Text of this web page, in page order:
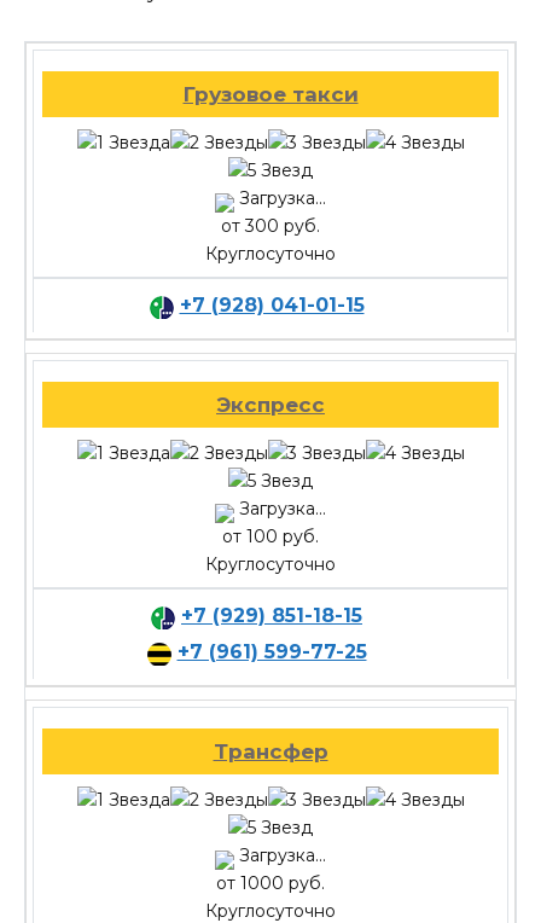
Грузовое такси
Загрузка...
от 300 руб.
Круглосуточно
+7 (928) 041-01-15
Экспресс
Загрузка...
от 100 руб.
Круглосуточно
+7 (929) 851-18-15
+7 (961) 599-77-25
Трансфер
Загрузка...
от 1000 руб.
Круглосуточно